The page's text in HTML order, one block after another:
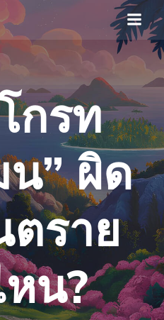
กรท
” ผิด
ราย
น?